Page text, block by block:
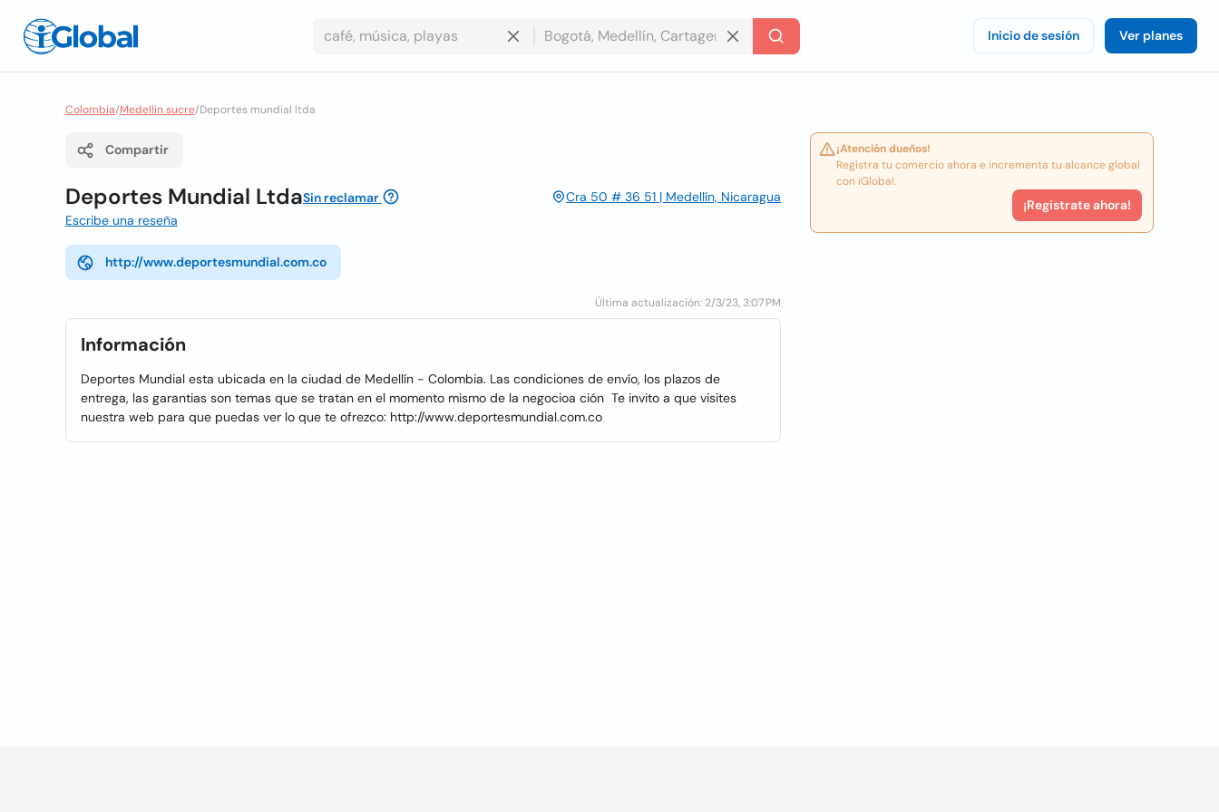
Inicio de sesión Ver planes
Colombia/Medellin sucre/Deportes mundial ltda
Compartir
Deportes Mundial LtdaSin reclamar
Cra 50 # 36 51 | Medellín, Nicaragua
Escribe una reseña
http://www.deportesmundial.com.co
Última actualización: 2/3/23, 3:07 PM
Información
Deportes Mundial esta ubicada en la ciudad de Medellín - Colombia. Las condiciones de envío, los plazos de
entrega, las garantias son temas que se tratan en el momento mismo de la negocioa ción Te invito a que visites
nuestra web para que puedas ver lo que te ofrezco: http://www.deportesmundial.com.co
¡Atención dueños!
Registra tu comercio ahora e incrementa tu alcance global
con iGlobal.
¡Registrate ahora!